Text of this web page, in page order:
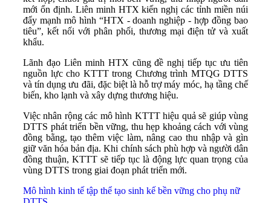
mới ổn định. Liên minh HTX kiến nghị các tỉnh miền núi
đẩy mạnh mô hình “HTX - doanh nghiệp - hợp đồng bao
tiêu”, kết nối với phân phối, thương mại điện tử và xuất
khẩu.
Lãnh đạo Liên minh HTX cũng đề nghị tiếp tục ưu tiên
nguồn lực cho KTTT trong Chương trình MTQG DTTS
và tín dụng ưu đãi, đặc biệt là hỗ trợ máy móc, hạ tầng chế
biến, kho lạnh và xây dựng thương hiệu.
Việc nhân rộng các mô hình KTTT hiệu quả sẽ giúp vùng
DTTS phát triển bền vững, thu hẹp khoảng cách với vùng
đồng bằng, tạo thêm việc làm, nâng cao thu nhập và gìn
giữ văn hóa bản địa. Khi chính sách phù hợp và người dân
đồng thuận, KTTT sẽ tiếp tục là động lực quan trọng của
vùng DTTS trong giai đoạn phát triển mới.
Mô hình kinh tế tập thể tạo sinh kế bền vững cho phụ nữ